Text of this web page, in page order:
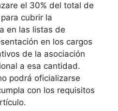
el 30% del total de
cubrir la
en las listas de
en los cargos
de la asociación
a esa cantidad.
podrá oficializarse
con los requisitos